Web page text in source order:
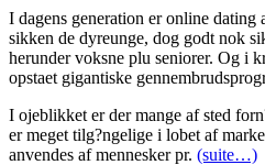
I dagens generation er online dating
sikken de dyreunge, dog godt nok
herunder voksne plu seniorer. Og i
opstaet gigantiske
I ojeblikket er der mange af sted
er meget tilg?ngelige i lobet af
anvendes af mennesker pr. (suite…)